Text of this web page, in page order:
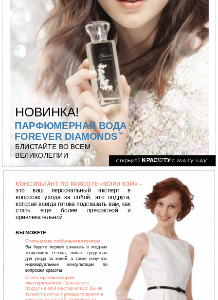
НОВИНКА!
ПАРФЮМЕРНАЯ ВОДА
FOREVER DIAMONDS™
БЛИСТАЙТЕ ВО ВСЕМ
ВЕЛИКОЛЕПИИ
КОНСУЛЬТАНТ ПО КРАСОТЕ «МЭРИ КЭЙ»–
это ваш персональный эксперт в
вопросах ухода за собой, это подруга,
которая всегда готова подсказать вам, как
стать еще более прекрасной и
привлекательной.
ВЫ МОЖЕТЕ:
Стать моим любимым клиентом.
Вы будете первой узнавать о модных
тенденциях сезона, новых средствах
для ухода за кожей, а также получать
индивидуальные консультации по
вопросам красоты.
Стать организатором
мастерклассов. Пригласите
подруг на мой мастер-класс! Вы не
только приятно проведете время в